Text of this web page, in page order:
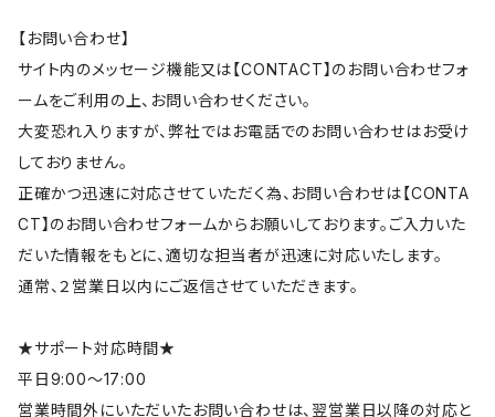
【お問い合わせ】
サイト内のメッセージ機能又は【CONTACT】のお問い合わせフォ
ームをご利用の上、お問い合わせください。
大変恐れ入りますが、弊社ではお電話でのお問い合わせはお受け
しておりません。
正確かつ迅速に対応させていただく為、お問い合わせは【CONTA
CT】のお問い合わせフォームからお願いしております。ご入力いた
だいた情報をもとに、適切な担当者が迅速に対応いたします。
通常、２営業日以内にご返信させていただきます。
★サポート対応時間★
平日9:00～17:00
営業時間外にいただいたお問い合わせは、翌営業日以降の対応と